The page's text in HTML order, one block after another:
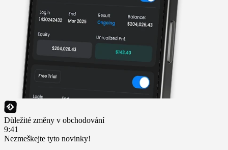
Důležité změny v obchodování
9:41
Nezmeškejte tyto novinky!